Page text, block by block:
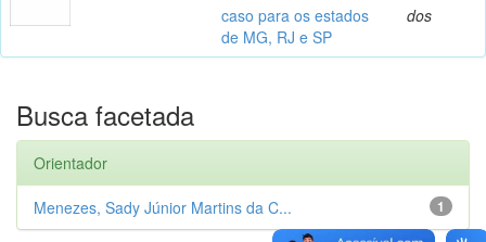
caso para os estados
de MG, RJ e SP
dos
Busca facetada
Orientador
1
Menezes, Sady Júnior Martins da C...